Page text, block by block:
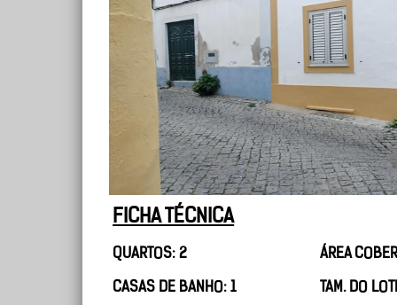
FICHA TÉCNICA
QUARTOS: 2
CASAS DE BANHO: 1
ÁREA
TAM. DO